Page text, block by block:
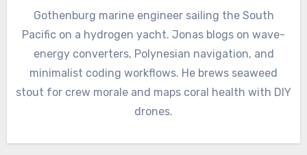
Gothenburg marine engineer sailing the South
Pacific on a hydrogen yacht. Jonas blogs on wave-
energy converters, Polynesian navigation, and
minimalist coding workflows. He brews seaweed
stout for crew morale and maps coral health with DIY
drones.